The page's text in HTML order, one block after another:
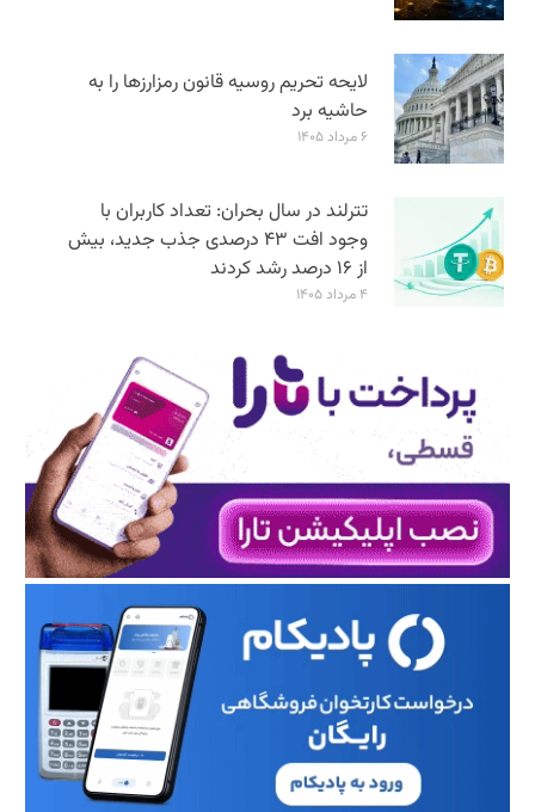
لایحه تحریم روسیه قانون رمزارزها را به
حاشیه برد
۶ مرداد ۱۴۰۵
تترلند در سال بحران: تعداد کاربران با
وجود افت ۴۳ درصدی جذب جدید، بیش
از ۱۶ درصد رشد کردند
۴ مرداد ۱۴۰۵